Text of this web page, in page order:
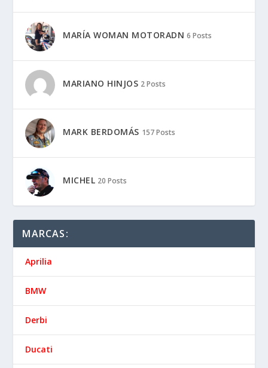
MARÍA WOMAN MOTORADN 6 Posts
MARIANO HINJOS 2 Posts
MARK BERDOMÁS 157 Posts
MICHEL 20 Posts
MARCAS:
Aprilia
BMW
Derbi
Ducati